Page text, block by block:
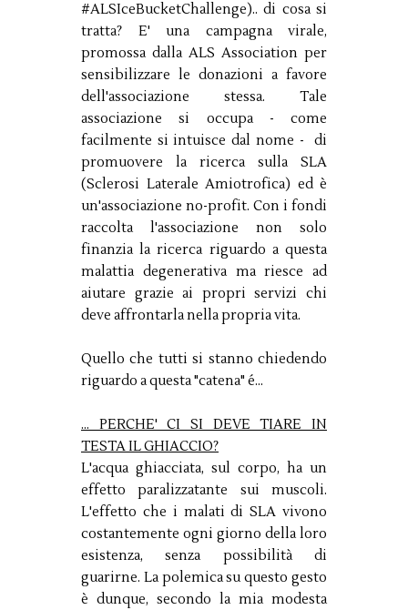
#ALSIceBucketChallenge).. di cosa si
tratta? E' una campagna virale,
promossa dalla ALS Association per
sensibilizzare le donazioni a favore
dell'associazione stessa. Tale
associazione si occupa - come
facilmente si intuisce dal nome - di
promuovere la ricerca sulla SLA
(Sclerosi Laterale Amiotrofica) ed è
un'associazione no-profit. Con i fondi
raccolta l'associazione non solo
finanzia la ricerca riguardo a questa
malattia degenerativa ma riesce ad
aiutare grazie ai propri servizi chi
deve affrontarla nella propria vita.
Quello che tutti si stanno chiedendo
riguardo a questa "catena" é...
... PERCHE' CI SI DEVE TIARE IN
TESTA IL GHIACCIO?
L'acqua ghiacciata, sul corpo, ha un
effetto paralizzatante sui muscoli.
L'effetto che i malati di SLA vivono
costantemente ogni giorno della loro
esistenza, senza possibilità di
guarirne. La polemica su questo gesto
è dunque, secondo la mia modesta